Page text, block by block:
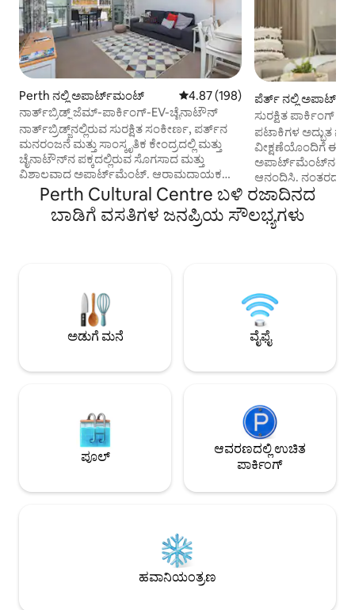
Perth ನಲ್ಲಿ ಅಪಾರ್ಟ್‌ಮಂಟ್ 5 ರಲ್ಲಿ 4.87 ಸರಾಸರಿ ರೇಟಿಂಗ್, 198
4.87 (198)
ನಾರ್ತ್‌ಬ್ರಿಡ್ಜ್ ಜೆಮ್-ಪಾರ್ಕಿಂಗ್-EV-ಚೈನಾಟೌನ್
ನಾರ್ತ್‌ಬ್ರಿಡ್ಜ್‌ನಲ್ಲಿರುವ ಸುರಕ್ಷಿತ ಸಂಕೀರ್ಣ, ಪರ್ತ್‌ನ
ಮನರಂಜನೆ ಮತ್ತು ಸಾಂಸ್ಕೃತಿಕ ಕೇಂದ್ರದಲ್ಲಿ ಮತ್ತು
ಚೈನಾಟೌನ್‌ನ ಪಕ್ಕದಲ್ಲಿರುವ ಸೊಗಸಾದ ಮತ್ತು
ವಿಶಾಲವಾದ ಅಪಾರ್ಟ್‌ಮೆಂಟ್. ಆರಾಮದಾಯಕ
ಮತ್ತು ಸ್ತಬ್ಧ, ನೀವು ಮನೆಯಲ್ಲಿಯೇ ಅನುಭವಿಸುತ್ತೀರಿ!
ಆಧುನಿಕ ಸೌಲಭ್ಯಗಳೊಂದಿಗೆ ಬರುತ್ತದೆ,
ಸಂಪೂರ್ಣವಾಗಿ ಸಂಗ್ರಹವಾಗಿರುವ ಮತ್ತು ಸಣ್ಣ
ಡ್ರೈಯರ್‌ನೊಂದಿಗೆ ನಿಮ್ಮ ಸ್ವಂತ ಲಾಂಡ್ರಿಯನ್ನು ಸಹ
ನೀವು ಹೊಂದಿರುತ್ತೀರಿ. EV ಚಾರ್ಜಿಂಗ್‌ಗಾಗಿ 240V
ಪವರ್ ಪಾಯಿಂಟ್‌ನೊಂದಿಗೆ ನೆಲಮಾಳಿಗೆಯ
ಕಾರ್‌ಪಾರ್ಕ್‌ನಲ್ಲಿ ಕಾರ್ಬೇ ಇದೆ.
ಪೆರ್ತ್ ನಲ್ಲಿ
ಸುರಕ್ಷಿತ ಪಾರ್ಕಿಂಗ್
ಬೆಡ್‌ರೂಮ್
ಪಟಾಕಿಗಳ ಅದ್ಭುತ ನೋಟ!! ನಗರದ
ವೀಕ್ಷಣೆಯೊಂದಿಗೆ ಈ
ಅಪಾರ್ಟ್‌ಮೆಂಟ್‌ನಲ್ಲಿ
ಆನಂದಿಸಿ. ನಂತರದ ಬಾತ್‌ರೂಮ್ ಹೊಂದಿರುವ
ಒಂದು ರಾಣಿ
ಸ್ವಯಂ
ಪಾರ್ಕಿಂಗ್ - ಒಂದು ಕೊಲ್ಲಿ. ಕೆಫೆಗಳು,
AFL, ಕ್ರಿಕೆಟ್ ಮತ್ತು
ಫುಟ್‌ಬ್ರಿಡ್ಜ್ ಮೂಲಕ
ನಡಿಗೆ. ಕ್ರೌನ್
Perth Cultural Centre ಬಳಿ ರಜಾದಿನದ
ಬಾಡಿಗೆ ವಸತಿಗಳ ಜನಪ್ರಿಯ ಸೌಲಭ್ಯಗಳು
ಅಡುಗೆ ಮನೆ ವೈಫೈ
ಪೂಲ್
ಆವರಣದಲ್ಲಿ ಉಚಿತ
ಪಾರ್ಕಿಂಗ್
ಹವಾನಿಯಂತ್ರಣ